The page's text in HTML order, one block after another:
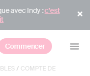
avec Indy :c’est
Commencer
/ COMPTE DE